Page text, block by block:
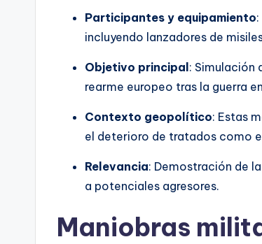
Participantes y equipamiento
incluyendo lanzadores de
Objetivo principal: Simulación
rearme europeo tras la guerra
Contexto geopolítico: Estas
el deterioro de tratados como el
Relevancia: Demostración de
a potenciales agresores.
Maniobras